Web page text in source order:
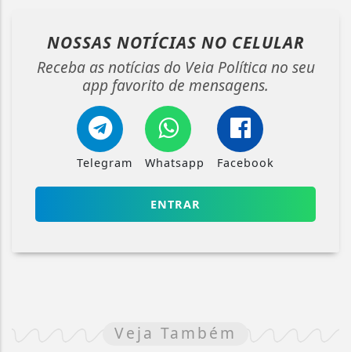
NOSSAS NOTÍCIAS NO CELULAR
Receba as notícias do Veia Política no seu
app favorito de mensagens.
Telegram Whatsapp Facebook
ENTRAR
Veja Também